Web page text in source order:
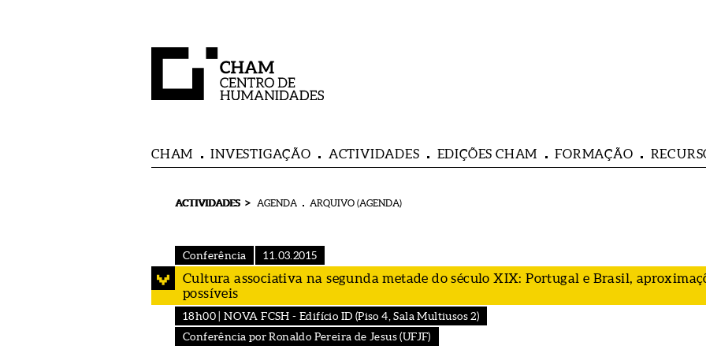
CHAM INVESTIGAÇÃO ACTIVIDADES EDIÇÕES CHAM FORMAÇÃO
ACTIVIDADES > AGENDA ARQUIVO (AGENDA)
Conferência 11.03.2015
Cultura associativa na segunda metade do século XIX: Portugal e Brasil,
possíveis
18h00 | NOVA FCSH - Edifício ID (Piso 4, Sala Multiusos 2)
Conferência por Ronaldo Pereira de Jesus (UFJF)